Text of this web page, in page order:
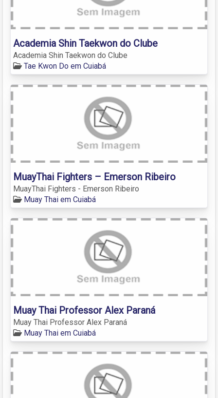
Academia Shin Taekwon do Clube
Academia Shin Taekwon do Clube
Tae Kwon Do em Cuiabá
MuayThai Fighters – Emerson Ribeiro
MuayThai Fighters - Emerson Ribeiro
Muay Thai em Cuiabá
Muay Thai Professor Alex Paraná
Muay Thai Professor Alex Paraná
Muay Thai em Cuiabá